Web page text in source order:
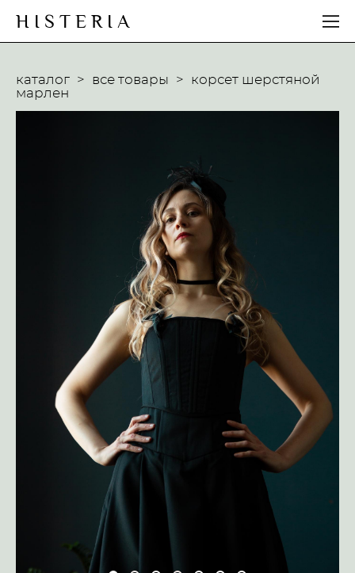
H I S T E R I A
каталог > все товары >
корсет шерстяной
марлен